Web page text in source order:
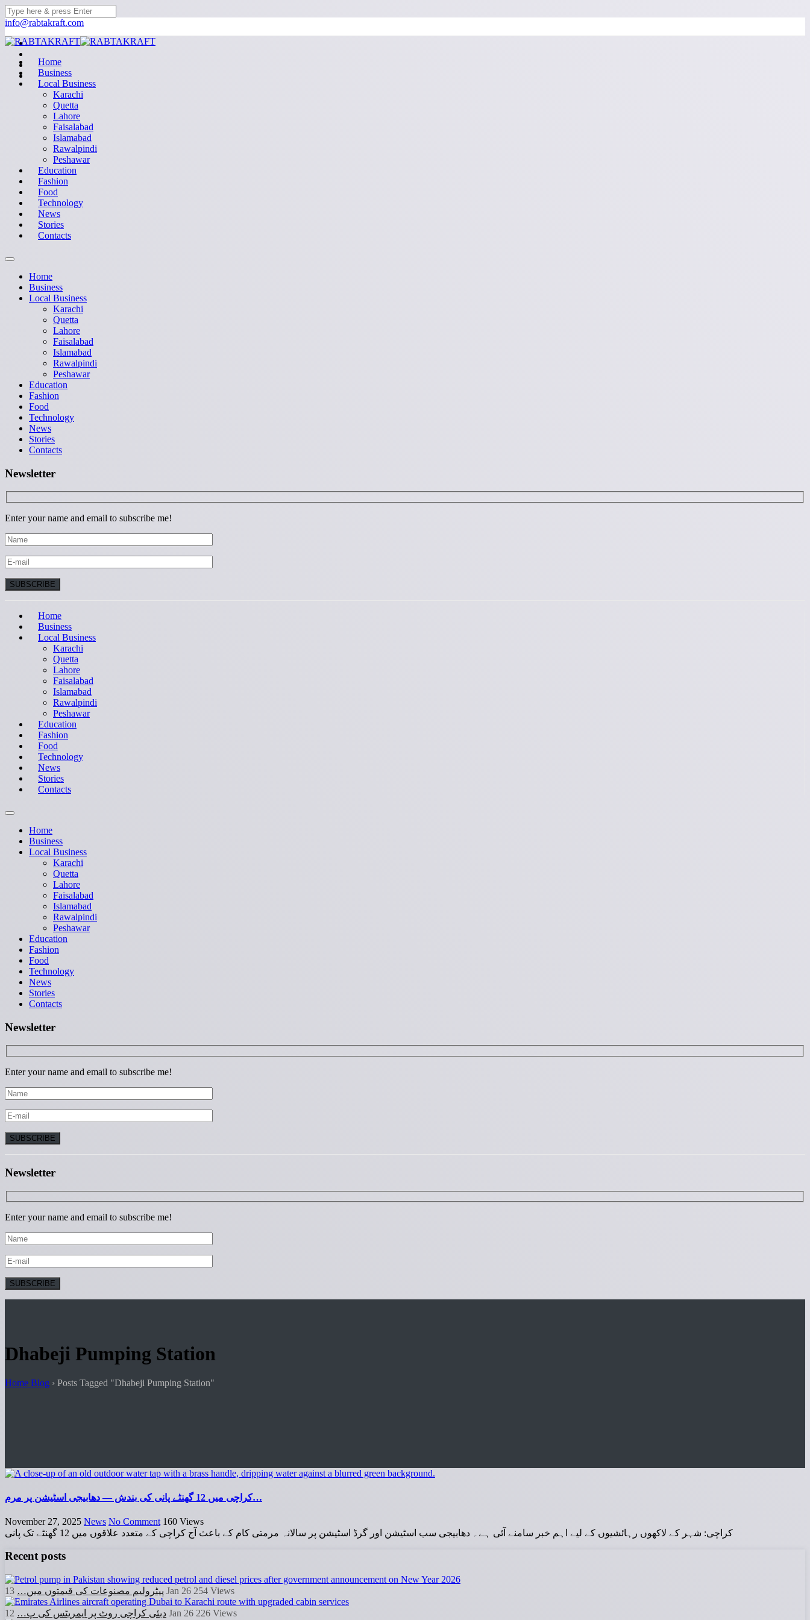
info@rabtakraft.com
Home
Business
Local Business
Karachi
Quetta
Lahore
Faisalabad
Islamabad
Rawalpindi
Peshawar
Education
Fashion
Food
Technology
News
Stories
Contacts
Home
Business
Local Business
Karachi
Quetta
Lahore
Faisalabad
Islamabad
Rawalpindi
Peshawar
Education
Fashion
Food
Technology
News
Stories
Contacts
Newsletter
Enter your name and email to subscribe me!
Home
Business
Local Business
Karachi
Quetta
Lahore
Faisalabad
Islamabad
Rawalpindi
Peshawar
Education
Fashion
Food
Technology
News
Stories
Contacts
Home
Business
Local Business
Karachi
Quetta
Lahore
Faisalabad
Islamabad
Rawalpindi
Peshawar
Education
Fashion
Food
Technology
News
Stories
Contacts
Newsletter
Enter your name and email to subscribe me!
Newsletter
Enter your name and email to subscribe me!
Dhabeji Pumping Station
Home Blog › Posts Tagged "Dhabeji Pumping Station"
کراچی میں 12 گھنٹے پانی کی بندش — دھابیجی اسٹیشن پر مرم…
November 27, 2025 News No Comment 160 Views
کراچی: شہر کے لاکھوں رہائشیوں کے لیے اہم خبر سامنے آئی ہے۔ دھابیجی سب اسٹیشن اور گرڈ اسٹیشن پر سالانہ مرمتی کام کے باعث آج کراچی کے متعدد علاقوں میں 12 گھنٹے تک پانی
Recent posts
پیٹرولیم مصنوعات کی قیمتوں میں… 13 Jan 26 254 Views
دبئی کراچی روٹ پر ایمریٹس کی پ… 12 Jan 26 226 Views